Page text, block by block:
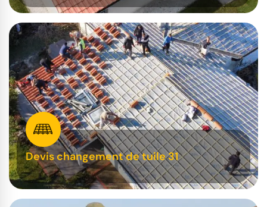
Devis changement de tuile 31